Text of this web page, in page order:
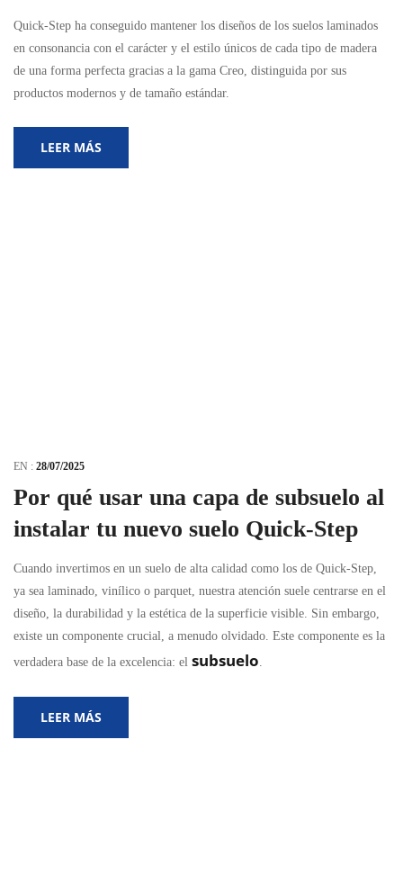
Quick-Step ha conseguido mantener los diseños de los suelos laminados
en consonancia con el carácter y el estilo únicos de cada tipo de madera
de una forma perfecta gracias a la gama Creo, distinguida por sus
productos modernos y de tamaño estándar.
LEER MÁS
EN : 28/07/2025
Por qué usar una capa de subsuelo al
instalar tu nuevo suelo Quick-Step
Cuando invertimos en un suelo de alta calidad como los de Quick-Step,
ya sea laminado, vinílico o parquet, nuestra atención suele centrarse en el
diseño, la durabilidad y la estética de la superficie visible. Sin embargo,
existe un componente crucial, a menudo olvidado. Este componente es la
verdadera base de la excelencia: el subsuelo
LEER MÁS